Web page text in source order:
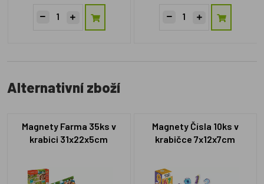
Alternativní zboží
Magnety Farma 35ks v
krabici 31x22x5cm
Magnety Čísla 10ks v
krabičce 7x12x7cm